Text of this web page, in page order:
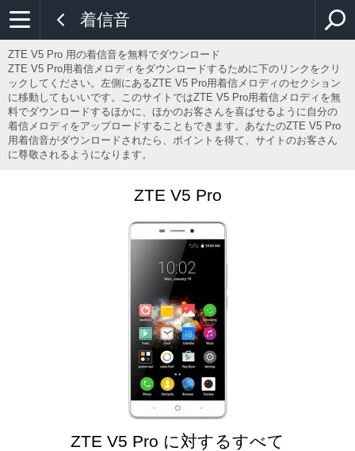
着信音
ZTE V5 Pro 用の着信音を無料でダウンロード
ZTE V5 Pro用着信メロディをダウンロードするために下のリンクをクリ
ックしてください。左側にあるZTE V5 Pro用着信メロディのセクション
に移動してもいいです。このサイトではZTE V5 Pro用着信メロディを無
料でダウンロードするほかに、ほかのお客さんを喜ばせるように自分の
着信メロディをアップロードすることもできます。あなたのZTE V5 Pro
用着信音がダウンロードされたら、ポイントを得て、サイトのお客さん
に尊敬されるようになります。
ZTE V5 Pro
ZTE V5 Pro に対するすべて